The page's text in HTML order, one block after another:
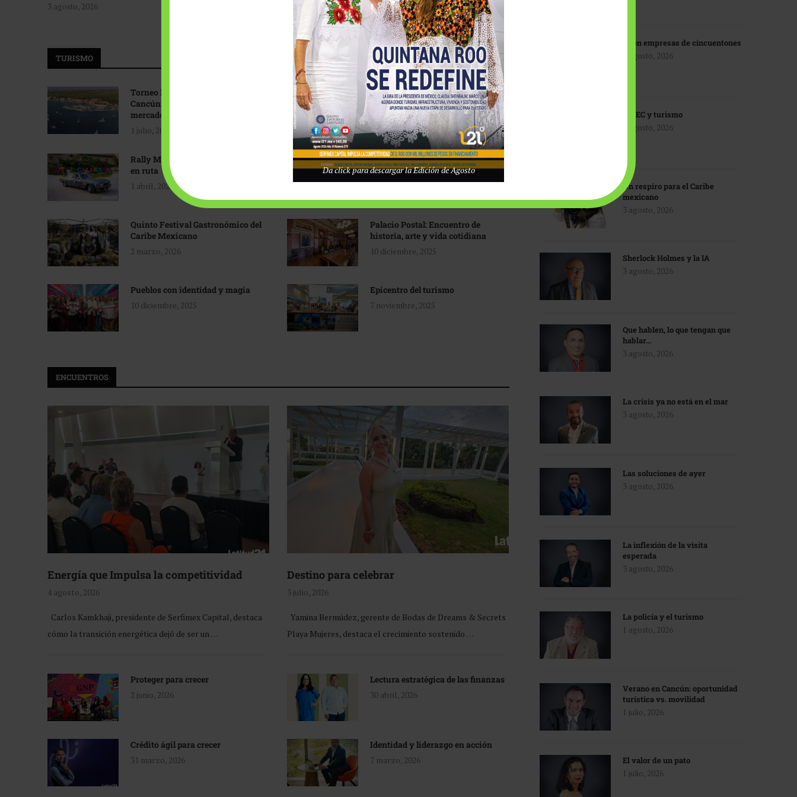
3 agosto, 2026
Tecnológico de Monterrey
3 agosto, 2026
TURISMO
Torneo Internacional de Pesca
Cancún: Navegando hacia nuevos
mercados
1 julio, 2026
Promoción turística con visión
1 abril, 2026
Rally Maya: Herencia automotriz
en ruta
1 abril, 2026
Industria global en
reconfiguración
31 marzo, 2026
Quinto Festival Gastronómico del
Caribe Mexicano
2 marzo, 2026
Palacio Postal: Encuentro de
historia, arte y vida cotidiana
10 diciembre, 2025
Pueblos con identidad y magia
10 diciembre, 2025
Epicentro del turismo
7 noviembre, 2025
ENCUENTROS
Energía que Impulsa la competitividad
4 agosto, 2026
Carlos Kamkhaji, presidente de Serfimex Capital, destaca
cómo la transición energética dejó de ser un …
Destino para celebrar
3 julio, 2026
Yamina Bermúdez, gerente de Bodas de Dreams & Secrets
Playa Mujeres, destaca el crecimiento sostenido …
Proteger para crecer
2 junio, 2026
Lectura estratégica de las finanzas
30 abril, 2026
Crédito ágil para crecer
31 marzo, 2026
Identidad y liderazgo en acción
7 marzo, 2026
IA en empresas de cincuentones
3 agosto, 2026
TMEC y turismo
3 agosto, 2026
Un respiro para el Caribe
mexicano
3 agosto, 2026
Sherlock Holmes y la IA
3 agosto, 2026
Que hablen, lo que tengan que
hablar…
3 agosto, 2026
La crisis ya no está en el mar
3 agosto, 2026
Las soluciones de ayer
3 agosto, 2026
La inflexión de la visita
esperada
3 agosto, 2026
La policía y el turismo
1 agosto, 2026
Verano en Cancún: oportunidad
turística vs. movilidad
1 julio, 2026
El valor de un pato
1 julio, 2026
Da click para descargar la Edición de Agosto